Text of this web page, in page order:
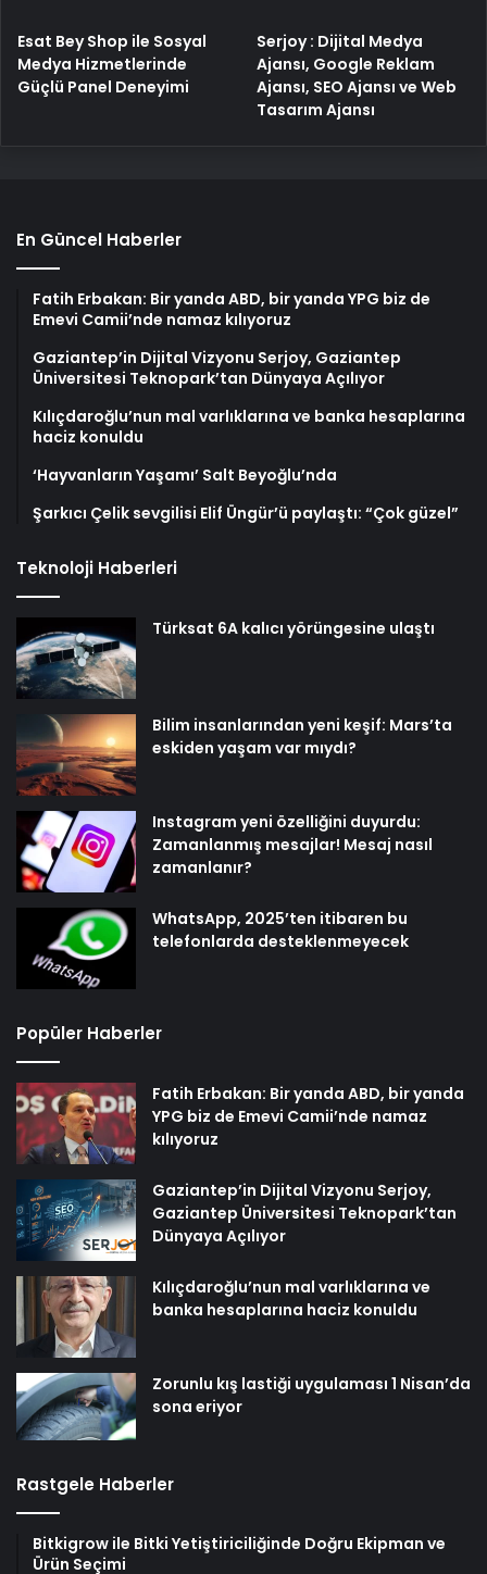
Esat Bey Shop ile Sosyal
Medya Hizmetlerinde
Güçlü Panel Deneyimi
Serjoy : Dijital Medya
Ajansı, Google Reklam
Ajansı, SEO Ajansı ve Web
Tasarım Ajansı
En Güncel Haberler
Fatih Erbakan: Bir yanda ABD, bir yanda YPG biz de
Emevi Camii’nde namaz kılıyoruz
Gaziantep’in Dijital Vizyonu Serjoy, Gaziantep
Üniversitesi Teknopark’tan Dünyaya Açılıyor
Kılıçdaroğlu’nun mal varlıklarına ve banka hesaplarına
haciz konuldu
‘Hayvanların Yaşamı’ Salt Beyoğlu’nda
Şarkıcı Çelik sevgilisi Elif Üngür’ü paylaştı: “Çok güzel”
Teknoloji Haberleri
Türksat 6A kalıcı yörüngesine ulaştı
Bilim insanlarından yeni keşif: Mars’ta
eskiden yaşam var mıydı?
Instagram yeni özelliğini duyurdu:
Zamanlanmış mesajlar! Mesaj nasıl
zamanlanır?
WhatsApp, 2025’ten itibaren bu
telefonlarda desteklenmeyecek
Popüler Haberler
Fatih Erbakan: Bir yanda ABD, bir yanda
YPG biz de Emevi Camii’nde namaz
kılıyoruz
Gaziantep’in Dijital Vizyonu Serjoy,
Gaziantep Üniversitesi Teknopark’tan
Dünyaya Açılıyor
Kılıçdaroğlu’nun mal varlıklarına ve
banka hesaplarına haciz konuldu
Zorunlu kış lastiği uygulaması 1 Nisan’da
sona eriyor
Rastgele Haberler
Bitkigrow ile Bitki Yetiştiriciliğinde Doğru Ekipman ve
Ürün Seçimi